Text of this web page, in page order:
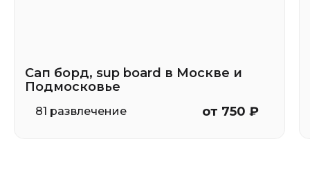
Сап борд, sup board в Москве и
Подмосковье
81 развлечение от 750 ₽